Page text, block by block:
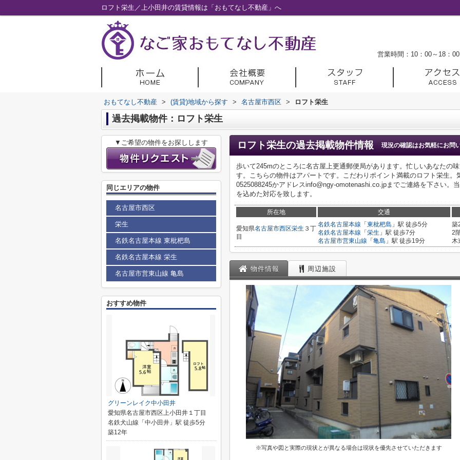
ロフト栄生／上小田井の賃貸情報は「おもてなし不動産」へ
営業時間：10：00～18：00
おもてなし不動産 > (賃貸)地域から探す > 名古屋市西区 > ロフト栄生
過去掲載物件：ロフト栄生
ロフト栄生の過去掲載物件情報 現況の確認はお気軽にお問
歩いて245mのところに名古屋上更通郵便局があります。忙しいあなたの
す。こちらの物件はアパートです。こだわりポイント満載のロフト栄生
0525088245かアドレスinfo@ngy-omotenashi.co.jpまでご連絡を下さい。
を込めた対応を致します。
所在地 交通
愛知県名古屋市西区栄生 ３丁
目
名鉄名古屋本線 「 東枇杷島 」駅 徒歩5分
名鉄名古屋本線 「 栄生 」駅 徒歩7分
名古屋市営東山線 「 亀島 」駅 徒歩19分
築
2
木
物件情報 周辺施設
※写真や図と実際の現状とが異なる場合は現状を優先させていただきます
▼ご希望の物件をお探しします
同じエリアの物件
名古屋市西区
栄生
名鉄名古屋本線 東枇杷島
名鉄名古屋本線 栄生
名古屋市営東山線 亀島
おすすめ物件
グリーンレイク中小田井
愛知県名古屋市西区上小田井１丁目
名鉄犬山線「中小田井」駅 徒歩5分
築12年